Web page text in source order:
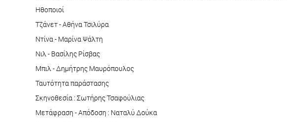
Ηθοποιοί
Τζάνετ - Αθήνα Τσιλύρα
Ντίνα - Μαρίνα Ψάλτη
Νιλ - Βασίλης Ρίσβας
Μπιλ - Δημήτρης Μαυρόπουλος
Ταυτότητα παράστασης
Σκηνοθεσία : Σωτήρης Τσαφούλιας
Μετάφραση - Απόδοση : Ναταλύ Δούκα